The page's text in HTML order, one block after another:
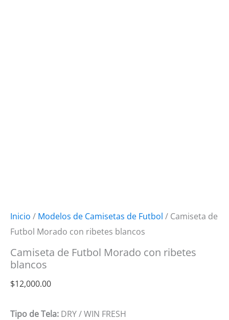
Inicio / Modelos de Camisetas de Futbol / Camiseta de
Futbol Morado con ribetes blancos
Camiseta de Futbol Morado con ribetes
blancos
$12,000.00
Tipo de Tela: DRY / WIN FRESH